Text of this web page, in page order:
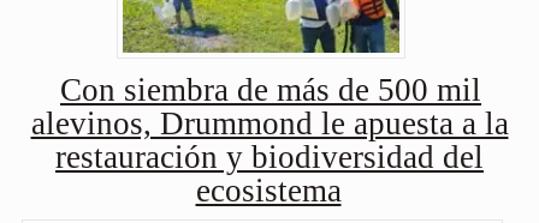
Con siembra de más de 500 mil
alevinos, Drummond le apuesta a la
restauración y biodiversidad del
ecosistema